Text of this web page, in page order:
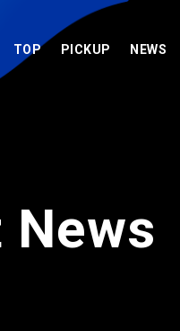
TOP PICKUP NEWS